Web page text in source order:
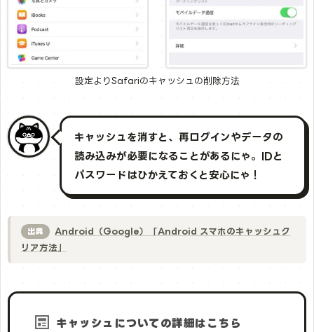
設定よりSafariのキャッシュの削除方法
キャッシュを消すと、再ログインやデータの
読み込みが必要になることがあるにゃ。IDと
パスワードはひかえておくと安心にゃ！
出典
Android（Google）「Android スマホのキャッシュク
リア方法」
キャッシュについての詳細はこちら